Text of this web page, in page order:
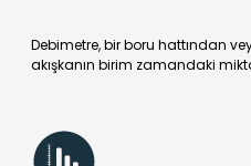
Debimetre, bir boru hattından
akışkanın birim zamandaki